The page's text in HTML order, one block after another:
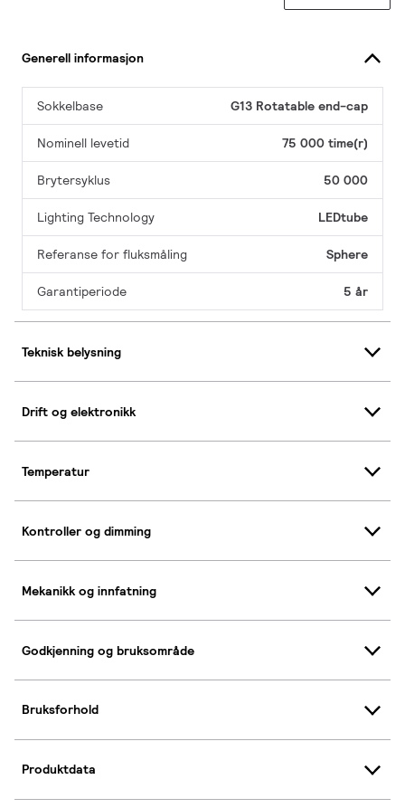
Generell informasjon
Sokkelbase G13 Rotatable end-cap
Nominell levetid 75 000 time(r)
Brytersyklus 50 000
Lighting Technology LEDtube
Referanse for fluksmåling Sphere
Garantiperiode 5 år
Teknisk belysning
Drift og elektronikk
Temperatur
Kontroller og dimming
Mekanikk og innfatning
Godkjenning og bruksområde
Bruksforhold
Produktdata